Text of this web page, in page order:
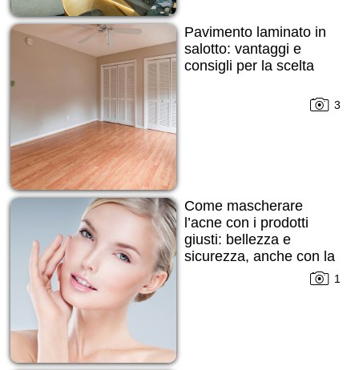
Pavimento laminato in
salotto: vantaggi e
consigli per la scelta
3
Come mascherare
l’acne con i prodotti
giusti: bellezza e
sicurezza, anche con la
1